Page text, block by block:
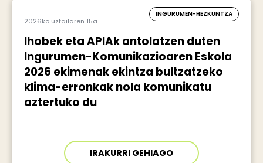
2026ko uztailaren 15a
INGURUMEN-HEZKUNTZA
Ihobek eta APIAk antolatzen duten
Ingurumen-Komunikazioaren Eskola
2026 ekimenak ekintza bultzatzeko
klima-erronkak nola komunikatu
aztertuko du
IRAKURRI GEHIAGO